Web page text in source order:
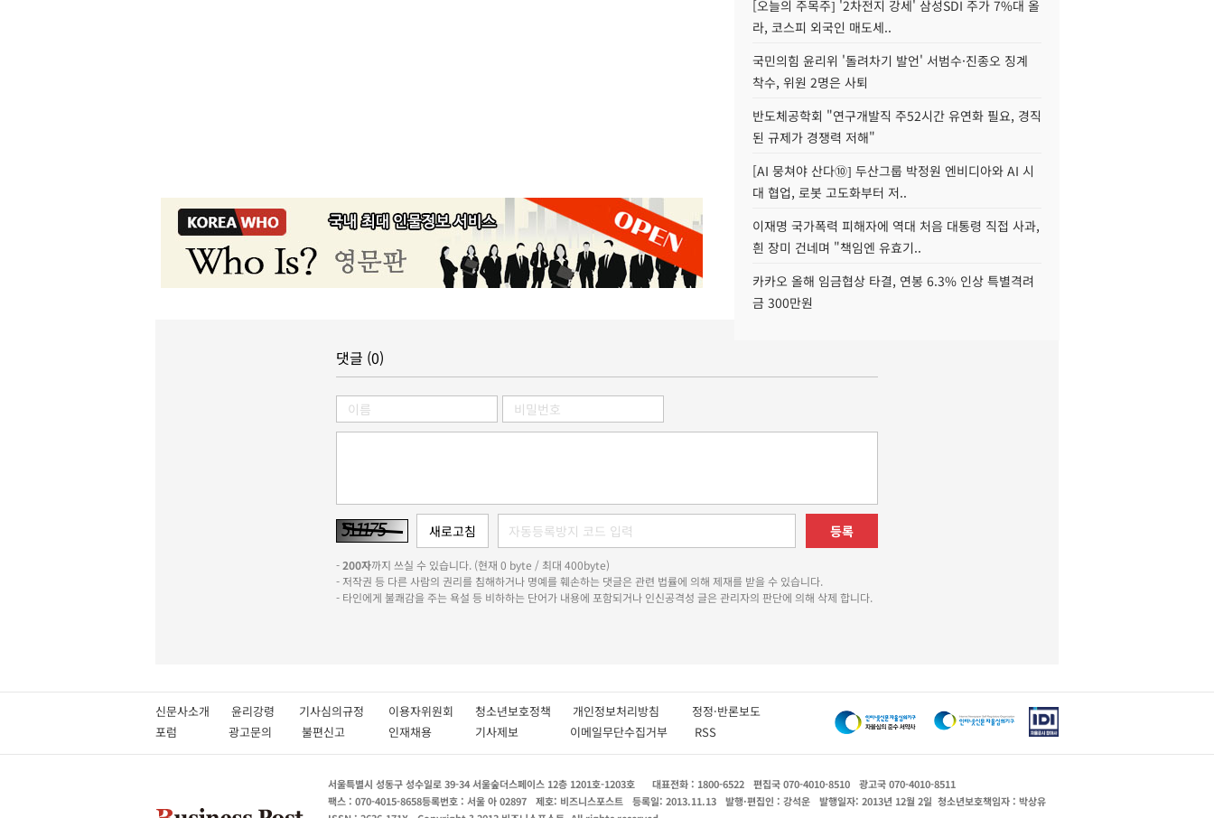
[오늘의 주목주] '2차전지 강세' 삼성SDI 주가 7%대 올
라, 코스피 외국인 매도세..
국민의힘 윤리위 '돌려차기 발언' 서범수·진종오 징계
착수, 위원 2명은 사퇴
반도체공학회 "연구개발직 주52시간 유연화 필요, 경직
된 규제가 경쟁력 저해"
[AI 뭉쳐야 산다⑩] 두산그룹 박정원 엔비디아와 AI 시
대 협업, 로봇 고도화부터 저..
이재명 국가폭력 피해자에 역대 처음 대통령 직접 사과,
흰 장미 건네며 "책임엔 유효기..
카카오 올해 임금협상 타결, 연봉 6.3% 인상 특별격려
금 300만원
댓글 (0)
등록
-200자까지 쓰실 수 있습니다. (현재 0 byte / 최대 400byte)
- 저작권 등 다른 사람의 권리를 침해하거나 명예를 훼손하는 댓글은 관련 법률에 의해 제재를 받을 수 있습니다.
- 타인에게 불쾌감을 주는 욕설 등 비하하는 단어가 내용에 포함되거나 인신공격성 글은 관리자의 판단에 의해 삭제 합니다.
신문사소개 윤리강령 기사심의규정 이용자위원회 청소년보호정책 개인정보처리방침 정정·반론보도
포럼
광고문의 불편신고 인재채용 기사제보 이메일무단수집거부 RSS
서울특별시 성동구 성수일로 39-34 서울숲더스페이스 12층 1201호-1203호 대표전화 : 1800-6522 편집국 070-4010-8510
광고국 070-4010-8511
팩스 : 070-4015-8658등록번호 : 서울 아 02897 제호: 비즈니스포스트 등록일: 2013.11.13 발행·편집인 : 강석운 발행일자: 2013년 12월 2일 청소년보호책임자 : 박상유